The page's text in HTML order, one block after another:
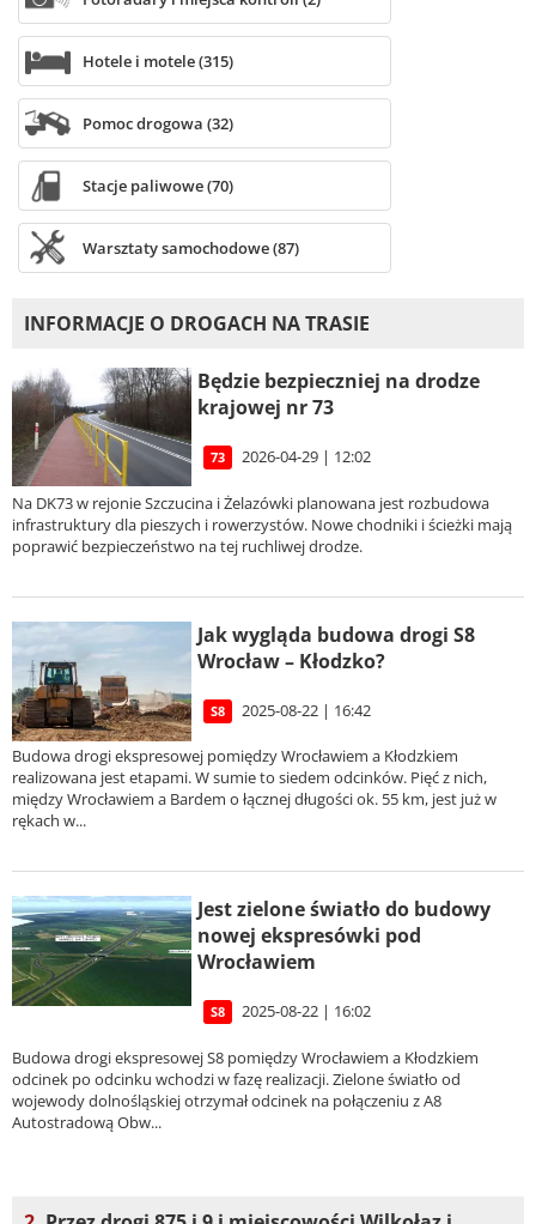
Hotele i motele (315)
Pomoc drogowa (32)
Stacje paliwowe (70)
Warsztaty samochodowe (87)
INFORMACJE O DROGACH NA TRASIE
Będzie bezpieczniej na drodze
krajowej nr 73
73 2026-04-29 | 12:02
Na DK73 w rejonie Szczucina i Żelazówki planowana jest rozbudowa
infrastruktury dla pieszych i rowerzystów. Nowe chodniki i ścieżki mają
poprawić bezpieczeństwo na tej ruchliwej drodze.
Jak wygląda budowa drogi S8
Wrocław – Kłodzko?
S8 2025-08-22 | 16:42
Budowa drogi ekspresowej pomiędzy Wrocławiem a Kłodzkiem
realizowana jest etapami. W sumie to siedem odcinków. Pięć z nich,
między Wrocławiem a Bardem o łącznej długości ok. 55 km, jest już w
rękach w...
Jest zielone światło do budowy
nowej ekspresówki pod
Wrocławiem
S8 2025-08-22 | 16:02
Budowa drogi ekspresowej S8 pomiędzy Wrocławiem a Kłodzkiem
odcinek po odcinku wchodzi w fazę realizacji. Zielone światło od
wojewody dolnośląskiej otrzymał odcinek na połączeniu z A8
Autostradową Obw...